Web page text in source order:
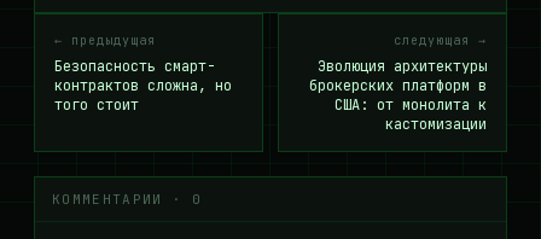
← предыдущая
Безопасность смарт-
контрактов сложна, но
того стоит
следующая →
Эволюция архитектуры
брокерских платформ в
США: от монолита к
кастомизации
КОММЕНТАРИИ · 0